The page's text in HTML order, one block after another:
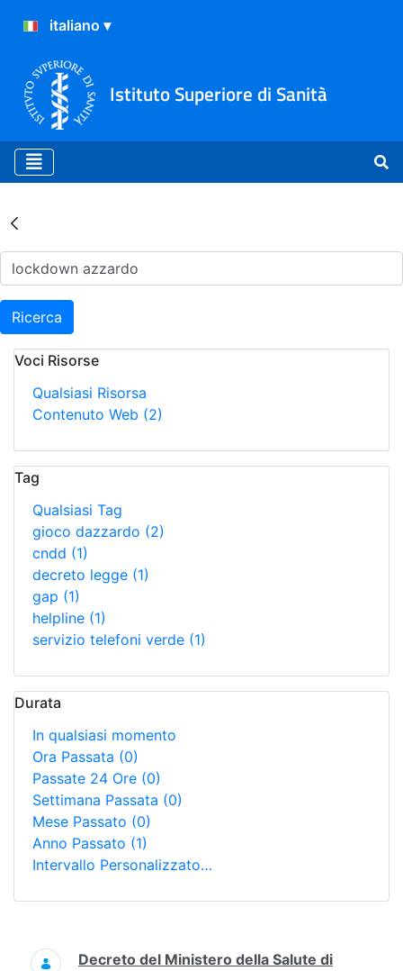
Istituto Superiore di Sanità
Risultati della Ricerca -
Ricerca
Voci Risorse
Qualsiasi Risorsa
Contenuto Web (2)
Tag
Qualsiasi Tag
gioco dazzardo (2)
cndd (1)
decreto legge (1)
gap (1)
helpline (1)
servizio telefoni verde (1)
Durata
In qualsiasi momento
Ora Passata (0)
Passate 24 Ore (0)
Settimana Passata (0)
Mese Passato (0)
Anno Passato (1)
Intervallo Personalizzato…
Ricerca
Decreto del Ministero della Salute di